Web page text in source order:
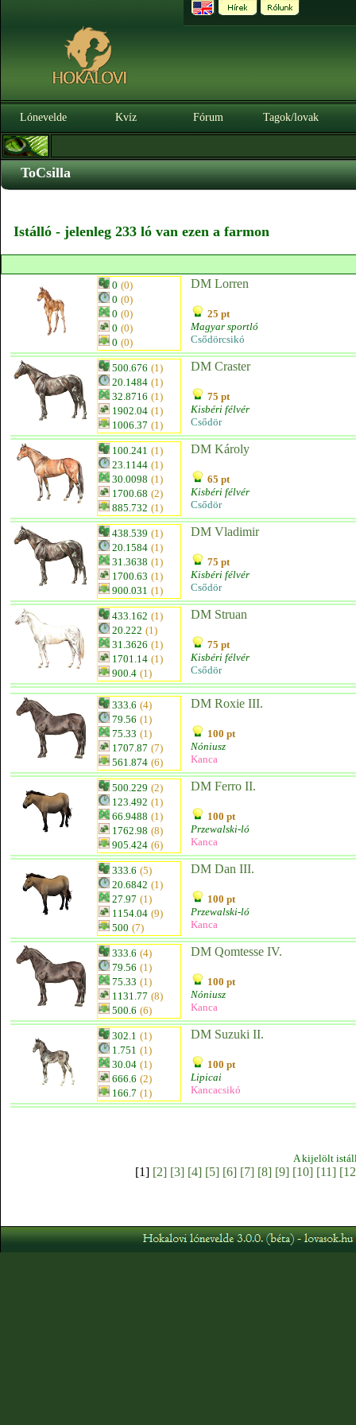
Lónevelde Kvíz Fórum Tagok/lovak
ToCsilla
Istálló - jelenleg 233 ló van ezen a farmon
0 (0)
0 (0)
0 (0)
0 (0)
0 (0)
DM Lorren
25 pt
Magyar sportló
Csődörcsikó
500.676 (1)
20.1484 (1)
32.8716 (1)
1902.04 (1)
1006.37 (1)
DM Craster
75 pt
Kisbéri félvér
Csődör
100.241 (1)
23.1144 (1)
30.0098 (1)
1700.68 (2)
885.732 (1)
DM Károly
65 pt
Kisbéri félvér
Csődör
438.539 (1)
20.1584 (1)
31.3638 (1)
1700.63 (1)
900.031 (1)
DM Vladimir
75 pt
Kisbéri félvér
Csődör
433.162 (1)
20.222 (1)
31.3626 (1)
1701.14 (1)
900.4 (1)
DM Struan
75 pt
Kisbéri félvér
Csődör
333.6 (4)
79.56 (1)
75.33 (1)
1707.87 (7)
561.874 (6)
DM Roxie III.
100 pt
Nóniusz
Kanca
500.229 (2)
123.492 (1)
66.9488 (1)
1762.98 (8)
905.424 (6)
DM Ferro II.
100 pt
Przewalski-ló
Kanca
333.6 (5)
20.6842 (1)
27.97 (1)
1154.04 (9)
500 (7)
DM Dan III.
100 pt
Przewalski-ló
Kanca
333.6 (4)
79.56 (1)
75.33 (1)
1131.77 (8)
500.6 (6)
DM Qomtesse IV.
100 pt
Nóniusz
Kanca
302.1 (1)
1.751 (1)
30.04 (1)
666.6 (2)
166.7 (1)
DM Suzuki II.
100 pt
Lipicai
Kancacsikó
A kijelölt
[1] [2] [3] [4] [5] [6] [7] [8] [9] [10] [11]